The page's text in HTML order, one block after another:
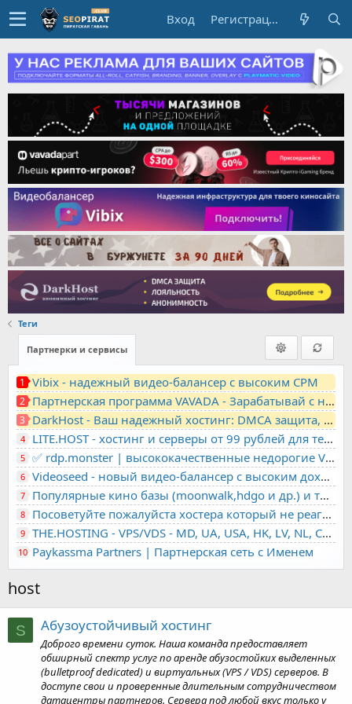
Вход Регистрация
Теги
Партнерки и сервисы
1 Vibix - надежный видео-балансер с высоким CPM
2 Партнерская программа VAVADA - Зарабатывай с нами!
3 DarkHost - Ваш надежный хостинг: DMCA защита, лояльность, анонимность
4 LITE.HOST - хостинг и серверы от 99 рублей для тех, кто любит не переплачивать. Доступ по SSH, поддержка PHP, GIT, COMPOSER, сертификаты Let's Encrypt
5 ✅ rdp.monster | высококачественные недорогие VPS, RDP - выделенные серверы
6 Videoseed - новый видео-балансер с высоким доходом
7 Популярные кино базы (moonwalk,hdgo и др.) и торренты в одном плеере для вашего сайта
8 Посоветуйте пожалуйста хостера который не реагирует на ркн
9 THE.HOSTING - VPS/VDS - MD, UA, USA, HK, LV, NL, CA, DE, SK, CZE, GB, IL, TR, PL, BG, RO, IT, FL, HU, PT.
10 Paykassma Partners | Партнерская сеть с Именем
host
S Абузоустойчивый хостинг
Доброго времени суток. Наша команда предоставляет
обширный спектр услуг по аренде абузостойких выделенных
(bulletproof dedicated) и виртуальных (VPS / VDS) серверов. В
доступе свои и проверенные длительным сотрудничеством
датацентры партнеров. Сервера под любой вкус только у